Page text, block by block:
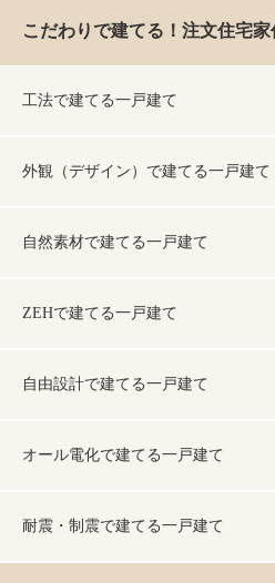
こだわりで建てる！注文住宅
工法で建てる一戸建て
外観（デザイン）で建てる一戸建て
自然素材で建てる一戸建て
ZEHで建てる一戸建て
自由設計で建てる一戸建て
オール電化で建てる一戸建て
耐震・制震で建てる一戸建て